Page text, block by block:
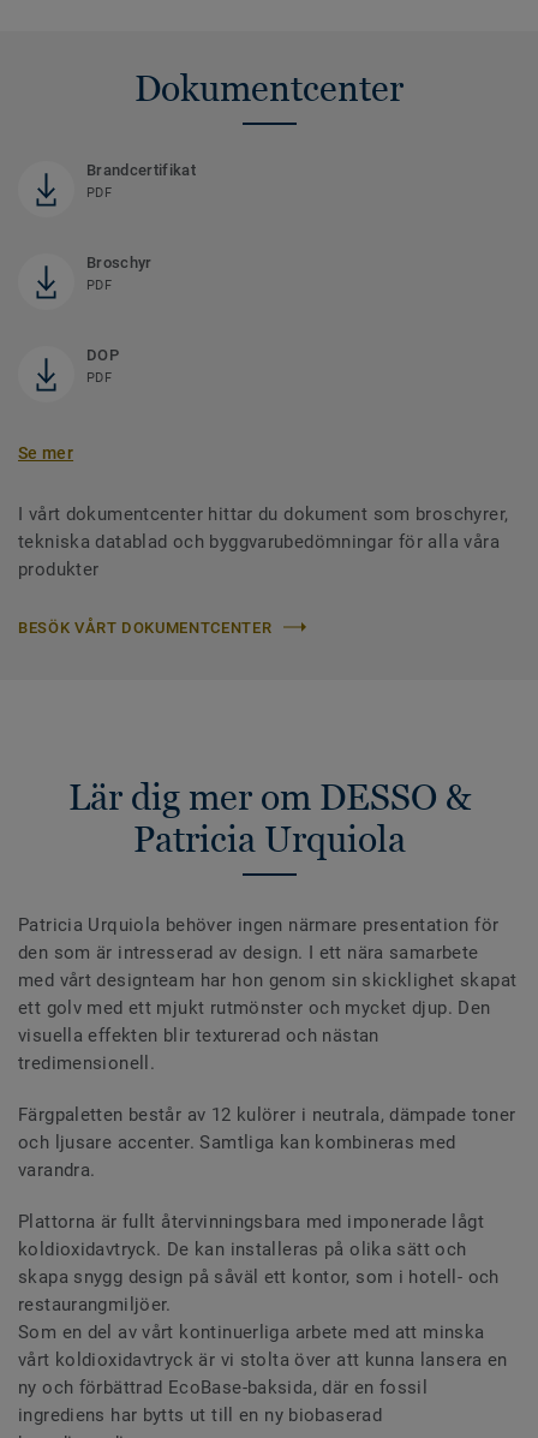
Dokumentcenter
Brandcertifikat
PDF
Broschyr
PDF
DOP
PDF
Se mer
I vårt dokumentcenter hittar du dokument som broschyrer,
tekniska datablad och byggvarubedömningar för alla våra
produkter
BESÖK VÅRT DOKUMENTCENTER
Lär dig mer om DESSO &
Patricia Urquiola
Patricia Urquiola behöver ingen närmare presentation för
den som är intresserad av design. I ett nära samarbete
med vårt designteam har hon genom sin skicklighet skapat
ett golv med ett mjukt rutmönster och mycket djup. Den
visuella effekten blir texturerad och nästan
tredimensionell.
Färgpaletten består av 12 kulörer i neutrala, dämpade toner
och ljusare accenter. Samtliga kan kombineras med
varandra.
Plattorna är fullt återvinningsbara med imponerade lågt
koldioxidavtryck. De kan installeras på olika sätt och
skapa snygg design på såväl ett kontor, som i hotell- och
restaurangmiljöer.
Som en del av vårt kontinuerliga arbete med att minska
vårt koldioxidavtryck är vi stolta över att kunna lansera en
ny och förbättrad EcoBase-baksida, där en fossil
ingrediens har bytts ut till en ny biobaserad